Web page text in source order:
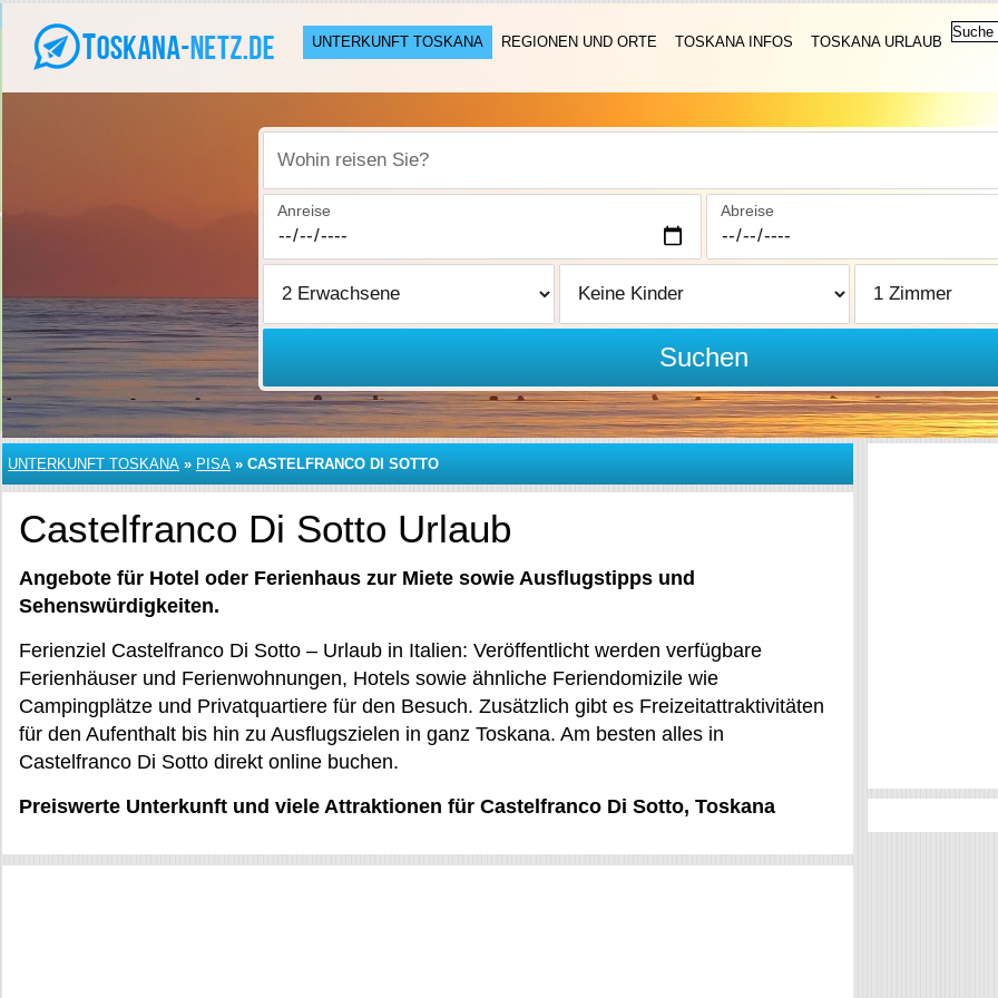
UNTERKUNFT TOSKANA REGIONEN UND ORTE TOSKANA INFOS TOSKANA URLAUB
Wohin reisen Sie?
Anreise Abreise
Suchen
UNTERKUNFT TOSKANA » PISA » CASTELFRANCO DI SOTTO
Castelfranco Di Sotto Urlaub
Angebote für Hotel oder Ferienhaus zur Miete sowie Ausflugstipps und
Sehenswürdigkeiten.
Ferienziel Castelfranco Di Sotto – Urlaub in Italien: Veröffentlicht werden verfügbare
Ferienhäuser und Ferienwohnungen, Hotels sowie ähnliche Feriendomizile wie
Campingplätze und Privatquartiere für den Besuch. Zusätzlich gibt es Freizeitattraktivitäten
für den Aufenthalt bis hin zu Ausflugszielen in ganz Toskana. Am besten alles in
Castelfranco Di Sotto direkt online buchen.
Preiswerte Unterkunft und viele Attraktionen für Castelfranco Di Sotto, Toskana